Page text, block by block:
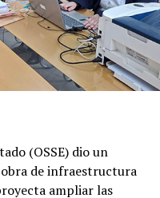
(OSSE) dio un
de infraestructura
ampliar las